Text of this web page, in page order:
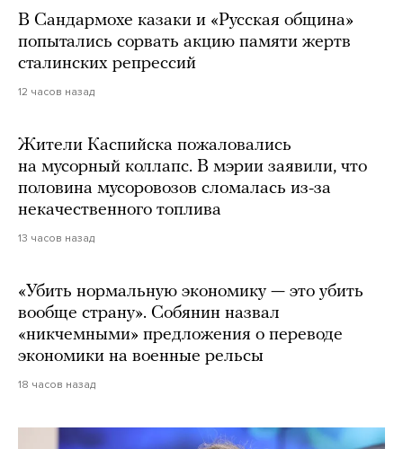
В Сандармохе казаки и «Русская община»
попытались сорвать акцию памяти жертв
сталинских репрессий
12 часов назад
Жители Каспийска пожаловались
на мусорный коллапс. В мэрии заявили, что
половина мусоровозов сломалась из-за
некачественного топлива
13 часов назад
«Убить нормальную экономику — это убить
вообще страну». Собянин назвал
«никчемными» предложения о переводе
экономики на военные рельсы
18 часов назад